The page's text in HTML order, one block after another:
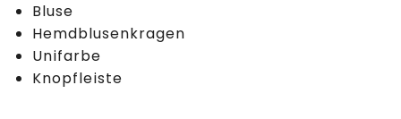
Bluse
Hemdblusenkragen
Unifarbe
Knopfleiste